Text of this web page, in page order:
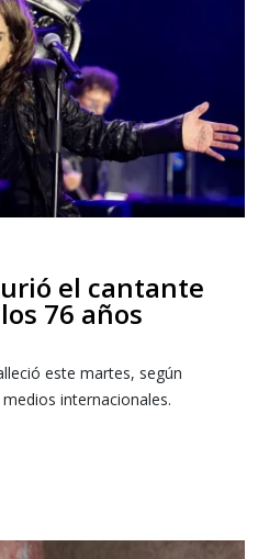
el cantante
76 años
este martes, según
internacionales.